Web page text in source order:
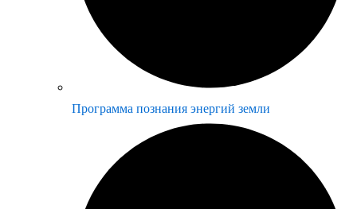
Программа познания энергий земли